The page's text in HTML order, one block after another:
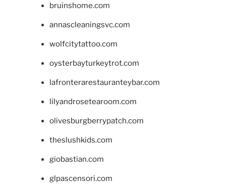
bruinshome.com
annascleaningsvc.com
wolfcitytattoo.com
oysterbayturkeytrot.com
lafronterarestauranteybar.com
lilyandrosetearoom.com
olivesburgberrypatch.com
theslushkids.com
giobastian.com
glpascensori.com